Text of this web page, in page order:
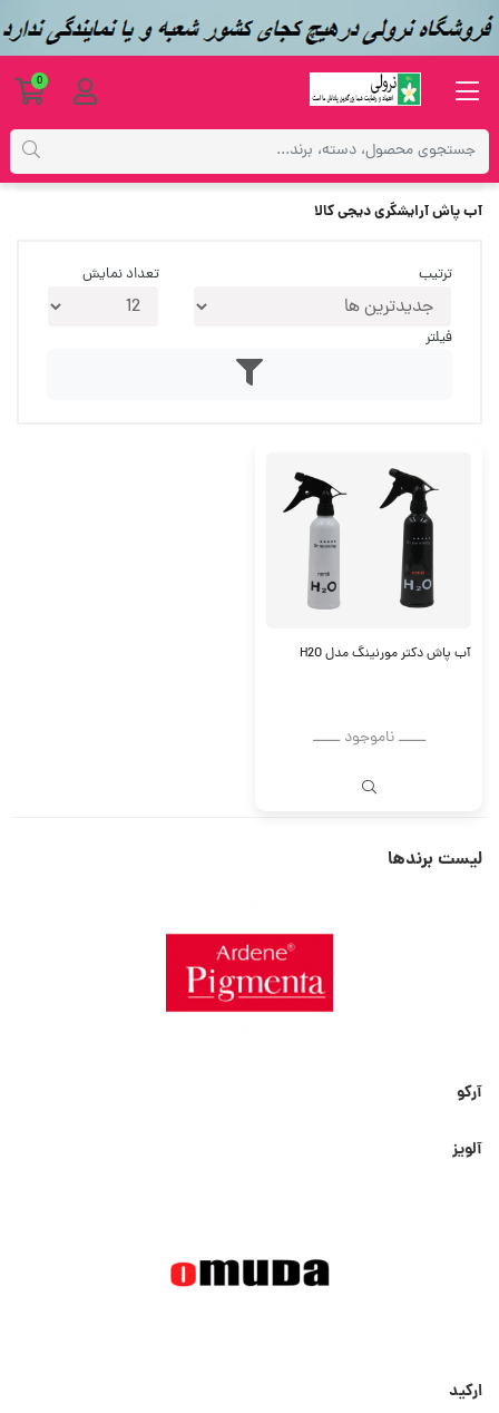
آب پاش آرایشگری دیجی کالا
ترتیب تعداد نمایش
فیلتر
آب پاش دکتر مورنینگ مدل H2O
ــــــ ناموجود ــــــ
لیست برندها
آرکو
آلویز
ارکید
0